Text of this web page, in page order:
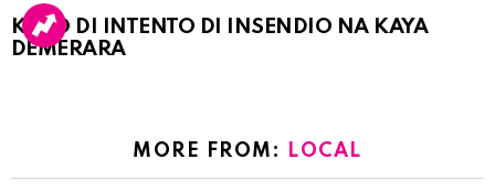
KASO DI INTENTO DI INSENDIO NA KAYA
DEMERARA
MORE FROM: LOCAL